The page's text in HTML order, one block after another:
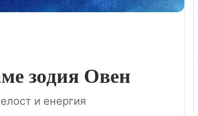
зодия Овен
и енергия